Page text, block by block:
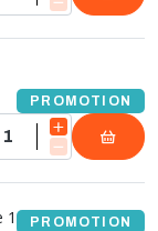
PROMOTION
10 PROMOTION